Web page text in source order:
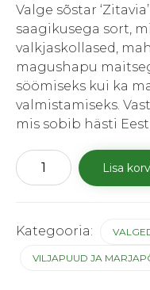
Valge sõstar
saagikusega sort,
valkjaskollased,
magushapu
söömiseks kui ka
valmistamiseks.
mis sobib hästi
Valge
sõstar
'Zitavia'
Lisa
Kategooria:
VILJAPUUD JA